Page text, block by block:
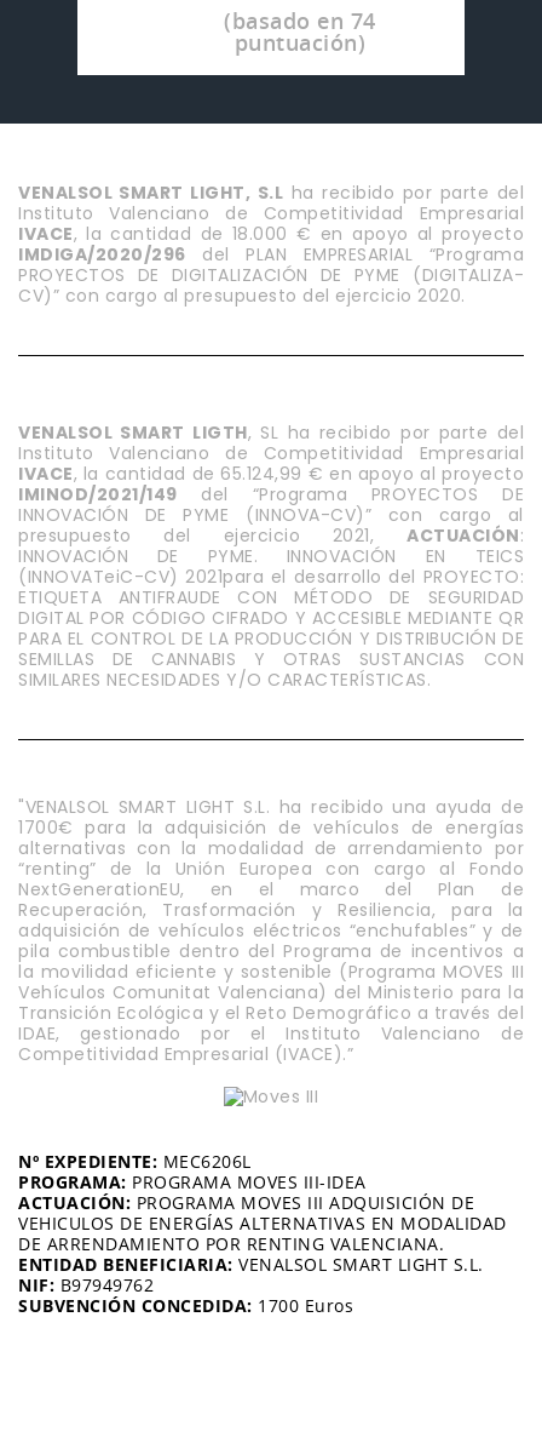
(basado en 74
puntuación)
VENALSOL SMART LIGHT, S.L ha recibido por parte del
Instituto Valenciano de Competitividad Empresarial
IVACE, la cantidad de 18.000 € en apoyo al proyecto
IMDIGA/2020/296 del PLAN EMPRESARIAL “Programa
PROYECTOS DE DIGITALIZACIÓN DE PYME (DIGITALIZA-
CV)” con cargo al presupuesto del ejercicio 2020.
VENALSOL SMART LIGTH, SL ha recibido por parte del
Instituto Valenciano de Competitividad Empresarial
IVACE, la cantidad de 65.124,99 € en apoyo al proyecto
IMINOD/2021/149 del “Programa PROYECTOS DE
INNOVACIÓN DE PYME (INNOVA-CV)” con cargo al
presupuesto del ejercicio 2021, ACTUACIÓN:
INNOVACIÓN DE PYME. INNOVACIÓN EN TEICS
(INNOVATeiC-CV) 2021para el desarrollo del PROYECTO:
ETIQUETA ANTIFRAUDE CON MÉTODO DE SEGURIDAD
DIGITAL POR CÓDIGO CIFRADO Y ACCESIBLE MEDIANTE QR
PARA EL CONTROL DE LA PRODUCCIÓN Y DISTRIBUCIÓN DE
SEMILLAS DE CANNABIS Y OTRAS SUSTANCIAS CON
SIMILARES NECESIDADES Y/O CARACTERÍSTICAS.
"VENALSOL SMART LIGHT S.L. ha recibido una ayuda de
1700€ para la adquisición de vehículos de energías
alternativas con la modalidad de arrendamiento por
“renting” de la Unión Europea con cargo al Fondo
NextGenerationEU, en el marco del Plan de
Recuperación, Trasformación y Resiliencia, para la
adquisición de vehículos eléctricos “enchufables” y de
pila combustible dentro del Programa de incentivos a
la movilidad eficiente y sostenible (Programa MOVES III
Vehículos Comunitat Valenciana) del Ministerio para la
Transición Ecológica y el Reto Demográfico a través del
IDAE, gestionado por el Instituto Valenciano de
Competitividad Empresarial (IVACE).”
Nº EXPEDIENTE: MEC6206L
PROGRAMA: PROGRAMA MOVES III-IDEA
ACTUACIÓN: PROGRAMA MOVES III ADQUISICIÓN DE
VEHICULOS DE ENERGÍAS ALTERNATIVAS EN MODALIDAD
DE ARRENDAMIENTO POR RENTING VALENCIANA.
ENTIDAD BENEFICIARIA: VENALSOL SMART LIGHT S.L.
NIF: B97949762
SUBVENCIÓN CONCEDIDA: 1700 Euros